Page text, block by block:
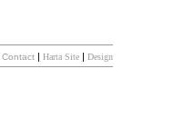
Contact | Harta Site | Design